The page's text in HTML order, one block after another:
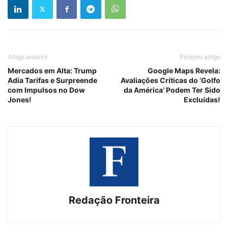
Artigo anterior
Mercados em Alta: Trump
Adia Tarifas e Surpreende
com Impulsos no Dow
Jones!
Próximo artigo
Google Maps Revela:
Avaliações Críticas do ‘Golfo
da América’ Podem Ter Sido
Excluídas!
Redação Fronteira